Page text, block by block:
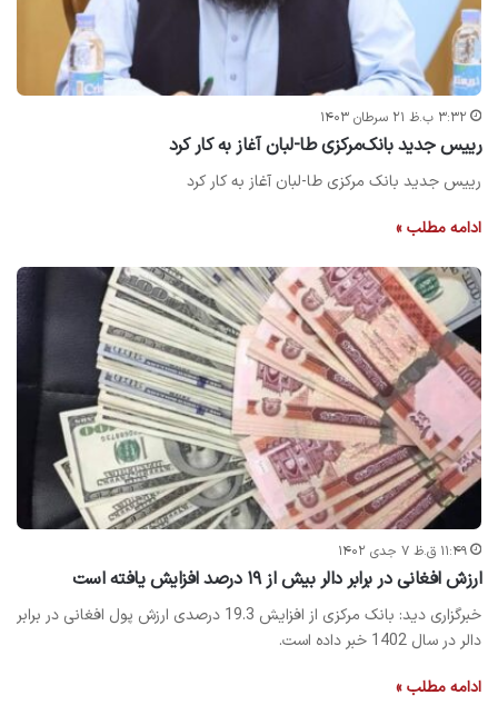
۳:۳۲ ب.ظ ۲۱ سرطان ۱۴۰۳
رییس جدید بانک‌مرکزی طا-لبان آغاز به کار کرد
رییس جدید بانک مرکزی طا-لبان آغاز به کار کرد
ادامه مطلب »
۱۱:۴۹ ق.ظ ۷ جدی ۱۴۰۲
ارزش افغانی در برابر دالر بیش از ۱۹ درصد افزایش یافته است
خبرگزاری دید: بانک مرکزی از افزایش 19.3 درصدی ارزش پول افغانی در برابر
دالر در سال 1402 خبر داده است.
ادامه مطلب »